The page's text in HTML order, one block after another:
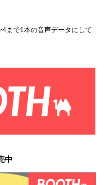
4まで1本の音声データにして
中